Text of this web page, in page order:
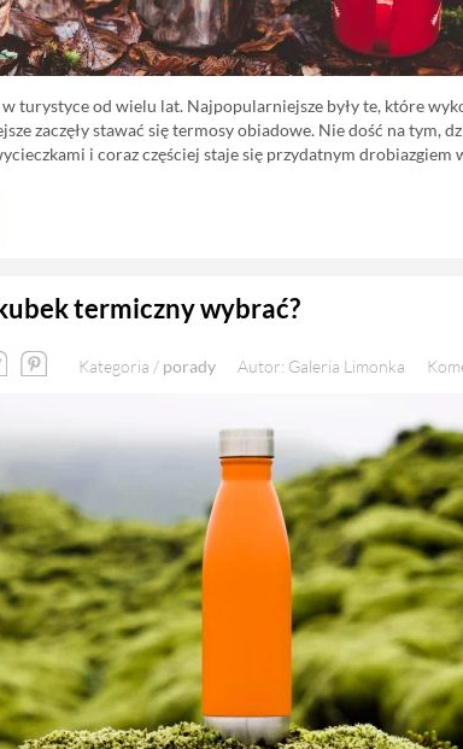
turystyce od wielu lat. Najpopularniejsze były te, które
zaczęły stawać się termosy obiadowe. Nie dość na tym,
i coraz częściej staje się przydatnym drobiazgiem
termiczny wybrać?
Kategoria / porady Autor: Galeria Limonka